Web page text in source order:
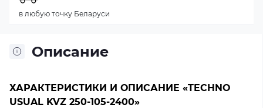
Описание
ХАРАКТЕРИСТИКИ И ОПИСАНИЕ «TECHNO
USUAL KVZ 250-105-2400»
в любую точку Беларуси